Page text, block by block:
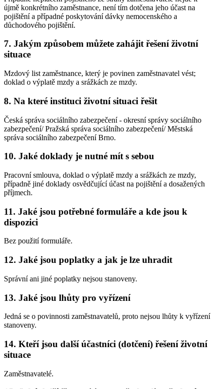
újmě konkrétního zaměstnance, není tím dotčena jeho účast na
pojištění a případné poskytování dávky nemocenského a
důchodového pojištění.
7. Jakým způsobem můžete zahájit řešení životní
situace
Mzdový list zaměstnance, který je povinen zaměstnavatel vést;
doklad o výplatě mzdy a srážkách ze mzdy.
8. Na které instituci životní situaci řešit
Česká správa sociálního zabezpečení - okresní správy sociálního
zabezpečení/ Pražská správa sociálního zabezpečení/ Městská
správa sociálního zabezpečení Brno.
10. Jaké doklady je nutné mít s sebou
Pracovní smlouva, doklad o výplatě mzdy a srážkách ze mzdy,
případně jiné doklady osvědčující účast na pojištění a dosažených
příjmech.
11. Jaké jsou potřebné formuláře a kde jsou k
dispozici
Bez použití formuláře.
12. Jaké jsou poplatky a jak je lze uhradit
Správní ani jiné poplatky nejsou stanoveny.
13. Jaké jsou lhůty pro vyřízení
Jedná se o povinnosti zaměstnavatelů, proto nejsou lhůty k vyřízení
stanoveny.
14. Kteří jsou další účastníci (dotčení) řešení životní
situace
Zaměstnavatelé.